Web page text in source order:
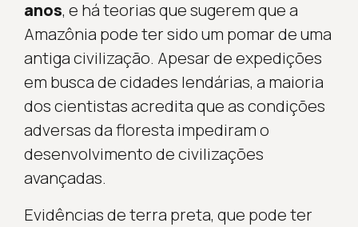
anos, e há teorias que sugerem que a
Amazônia pode ter sido um pomar de uma
antiga civilização. Apesar de expedições
em busca de cidades lendárias, a maioria
dos cientistas acredita que as condições
adversas da floresta impediram o
desenvolvimento de civilizações
avançadas.
Evidências de terra preta, que pode ter